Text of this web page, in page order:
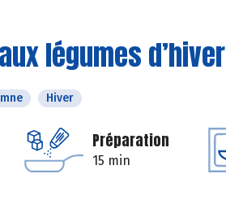
légumes d’hiver
Hiver
Préparation
15 min